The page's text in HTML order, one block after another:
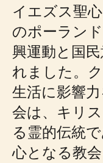
イエズス聖
のポーラン
興運動と国
れました。
生活に影響
会は、キリ
る霊的伝統
心となる教